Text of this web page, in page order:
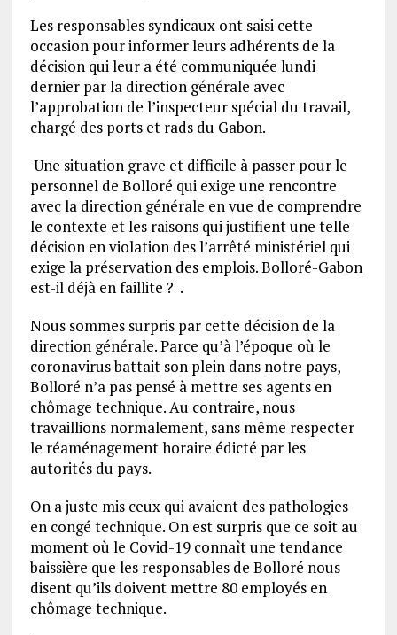
Les responsables syndicaux ont saisi cette
occasion pour informer leurs adhérents de la
décision qui leur a été communiquée lundi
dernier par la direction générale avec
l’approbation de l’inspecteur spécial du travail,
chargé des ports et rads du Gabon.
Une situation grave et difficile à passer pour le
personnel de Bolloré qui exige une rencontre
avec la direction générale en vue de comprendre
le contexte et les raisons qui justifient une telle
décision en violation des l’arrêté ministériel qui
exige la préservation des emplois. Bolloré-Gabon
est-il déjà en faillite ? .
Nous sommes surpris par cette décision de la
direction générale. Parce qu’à l’époque où le
coronavirus battait son plein dans notre pays,
Bolloré n’a pas pensé à mettre ses agents en
chômage technique. Au contraire, nous
travaillions normalement, sans même respecter
le réaménagement horaire édicté par les
autorités du pays.
On a juste mis ceux qui avaient des pathologies
en congé technique. On est surpris que ce soit au
moment où le Covid-19 connaît une tendance
baissière que les responsables de Bolloré nous
disent qu’ils doivent mettre 80 employés en
chômage technique.